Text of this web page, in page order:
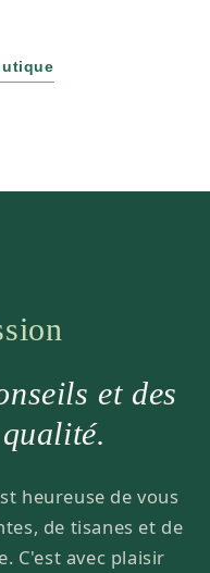
et des
heureuse de vous
de tisanes et de
C'est avec plaisir